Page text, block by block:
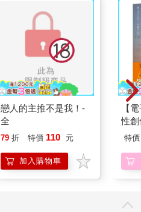
戀人的主推不是我！-
全
79 折 特價 110 元
加入購物車
【
性
我
特價